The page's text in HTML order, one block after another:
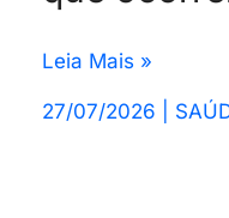
Leia Mais »
27/07/2026